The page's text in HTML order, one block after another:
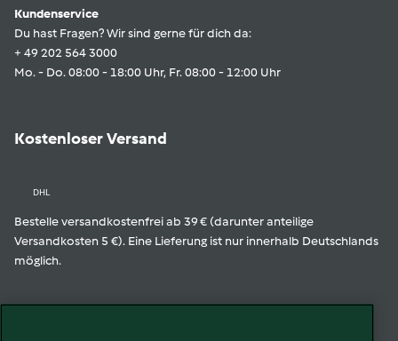
Kundenservice
Du hast Fragen? Wir sind gerne für dich da:
+ 49 202 564 3000
Mo. - Do. 08:00 - 18:00 Uhr, Fr. 08:00 - 12:00 Uhr
Kostenloser Versand
DHL
Bestelle versandkostenfrei ab 39 € (darunter anteilige
Versandkosten 5 €). Eine Lieferung ist nur innerhalb Deutschlands
möglich.